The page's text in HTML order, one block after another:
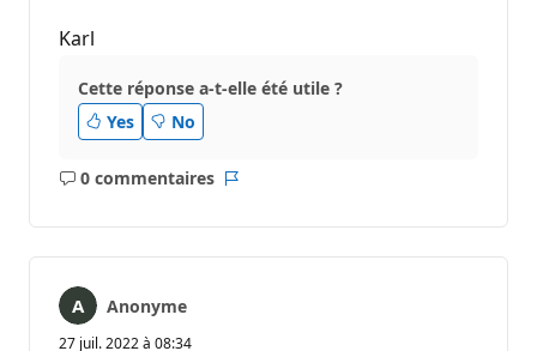
Karl
Cette réponse a-t-elle été utile ?
Yes
No
0 commentaires
Aucun
Anonyme
27 juil. 2022 à 08:34